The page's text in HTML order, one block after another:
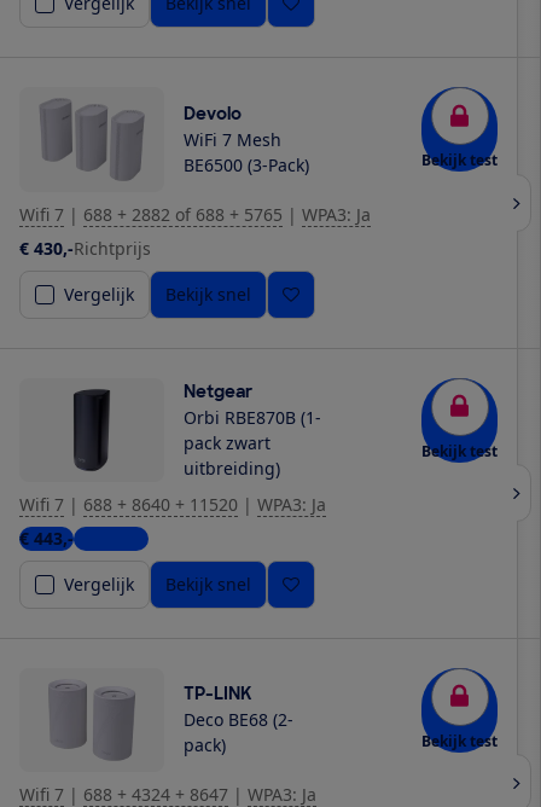
Devolo
WiFi 7 Mesh
BE6500 (3-Pack)
Bekijk test
Wifi 7 | 688 + 2882 of 688 + 5765 | WPA3: Ja
€ 430,-Richtprijs
Vergelijk
Bekijk snel
Netgear
Orbi RBE870B (1-
pack zwart
uitbreiding)
Bekijk test
Wifi 7 | 688 + 8640 + 11520 | WPA3: Ja
€ 443,-4 winkels
Vergelijk
Bekijk snel
TP-LINK
Deco BE68 (2-
pack)
Bekijk test
Wifi 7 | 688 + 4324 + 8647 | WPA3: Ja